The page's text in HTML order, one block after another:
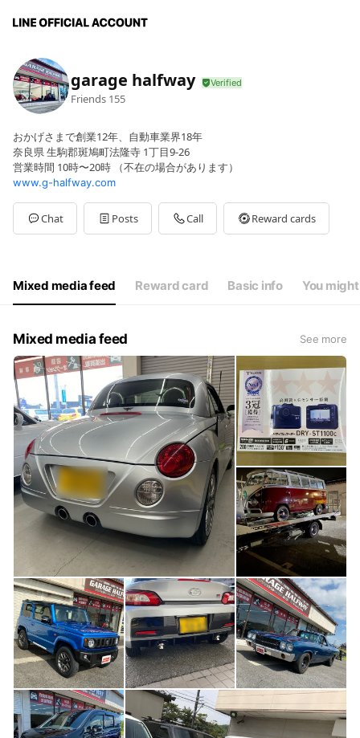
garage halfway
Friends 155
おかげさまで創業12年、自動車業界18年
奈良県 生駒郡斑鳩町法隆寺 1丁目9-26
営業時間 10時〜20時 （不在の場合があります）
www.g-halfway.com
Chat Posts Call Reward cards
Mixed media feed Reward card Basic info You
Mixed media feed See more